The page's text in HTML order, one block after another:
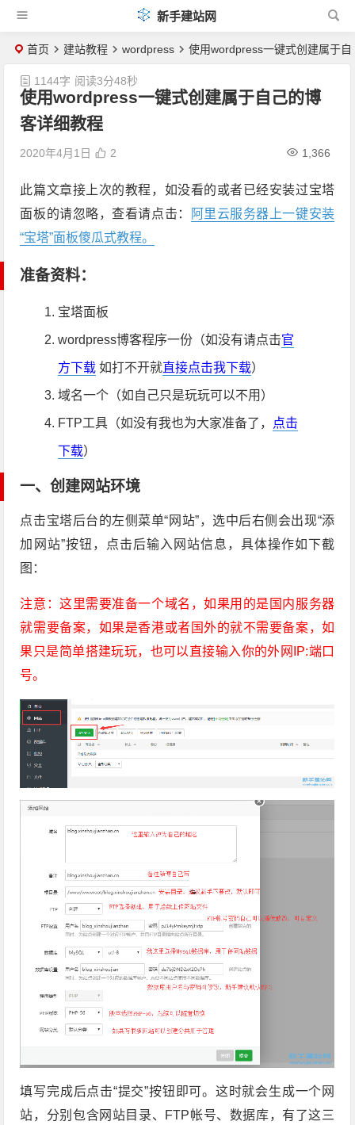
新手建站网
首页 建站教程 wordpress 使用wordpress一键式创建属于
使用wordpress一键式创建属于自己的博
客详细教程
2020年4月1日 1,366
2
1144字 阅读3分48秒
此篇文章接上次的教程，如没看的或者已经安装过宝塔
面板的请忽略，查看请点击：
阿里云服务器上一键安装
“宝塔”面板傻瓜式教程。
准备资料：
宝塔面板
wordpress博客程序一份（如没有请点击官
方下载 如打不开就直接点击我下载）
域名一个（如自己只是玩玩可以不用）
FTP工具（如没有我也为大家准备了， 点击
下载）
一、创建网站环境
点击宝塔后台的左侧菜单“网站”，选中后右侧会出现“添
加网站”按钮，点击后输入网站信息，具体操作如下截
图：
注意：这里需要准备一个域名，如果用的是国内服务器
就需要备案，如果是香港或者国外的就不需要备案，如
果只是简单搭建玩玩，也可以直接输入你的外网IP:端口
号。
填写完成后点击“提交”按钮即可。这时就会生成一个网
站，分别包含网站目录、FTP帐号、数据库，有了这三